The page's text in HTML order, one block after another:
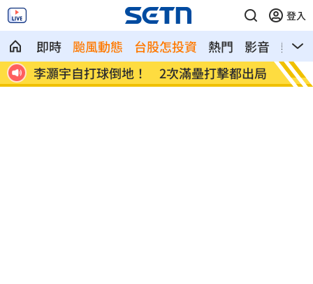
登入
即時 颱風動態 台股怎投資 熱門 影音
熱搜
爐
李灝宇自打球倒地！ 2次滿壘打擊都出局
Mina
相